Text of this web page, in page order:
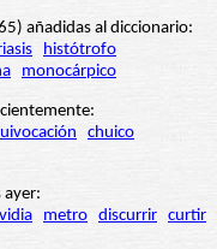
añadidas al diccionario:
histótrofo
monocárpico
chuico
ayer:
metro discurrir curtir